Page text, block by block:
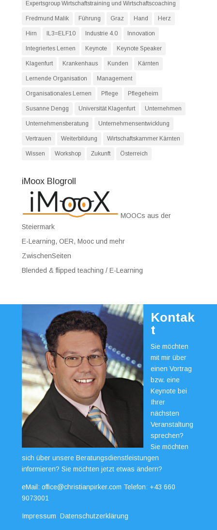
Expertsgroup Wirtschaftstraining und Wirtschaftscoaching
Fredmund Malik Führung Graz Hand Herz
Hirn IL3=ELF10 Industrie 4.0 Innovation
Integriertes Lernen Keynote Keynote Speaker
Klagenfurt Krankenhaus Kunden Kärnten
Lernende Organisation Management
Organisationales Lernen Pflege Pflegeheim
Susanne Dengg Universität Klagenfurt Unternehmen
Unternehmensberatung Unternehmensentwicklung
Vertrauen Weiterbildung Wirtschaftskammer Kärnten
Wissen Workshop Zukunft Österreich
iMoox Blogroll
MOOCs aus der
Steiermark
E-Learning, OER, Mooc und mehr
ZwischenSeiten
Blended & flipped teaching / E-Learning
Kontak
t
Sie möchten
mit mir über
einen Vortrag
bzw. eine
Keynote bei
Ihrer
nächsten
Veranstaltung
sprechen?
Sie möchten
sich über unsere Beratungsdienstleistungen
informieren? Sie möchten jetzt etwas ändern?
eMail: office@christianpirker.com Telefon: +43 660
9073001
Impressum Datenschutzerklärung